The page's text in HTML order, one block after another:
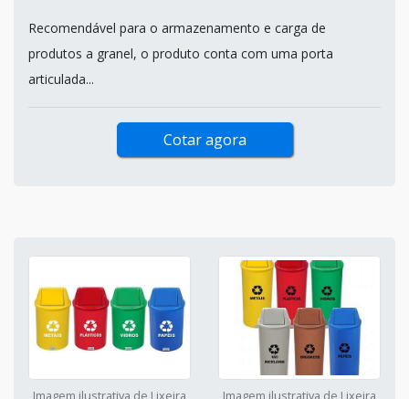
Recomendável para o armazenamento e carga de
produtos a granel, o produto conta com uma porta
articulada...
Cotar agora
Imagem ilustrativa de Lixeira
Imagem ilustrativa de Lixeira